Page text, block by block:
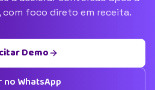
foco direto em receita.
Demo
no WhatsApp